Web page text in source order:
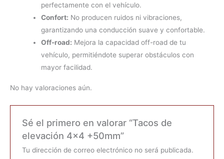
perfectamente con el vehículo.
Confort: No producen ruidos ni vibraciones,
garantizando una conducción suave y confortable.
Off-road: Mejora la capacidad off-road de tu
vehículo, permitiéndote superar obstáculos con
mayor facilidad.
No hay valoraciones aún.
Sé el primero en valorar “Tacos de
elevación 4×4 +50mm”
Tu dirección de correo electrónico no será publicada.